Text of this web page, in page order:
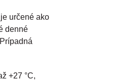
určené ako
denné
+27 °C,